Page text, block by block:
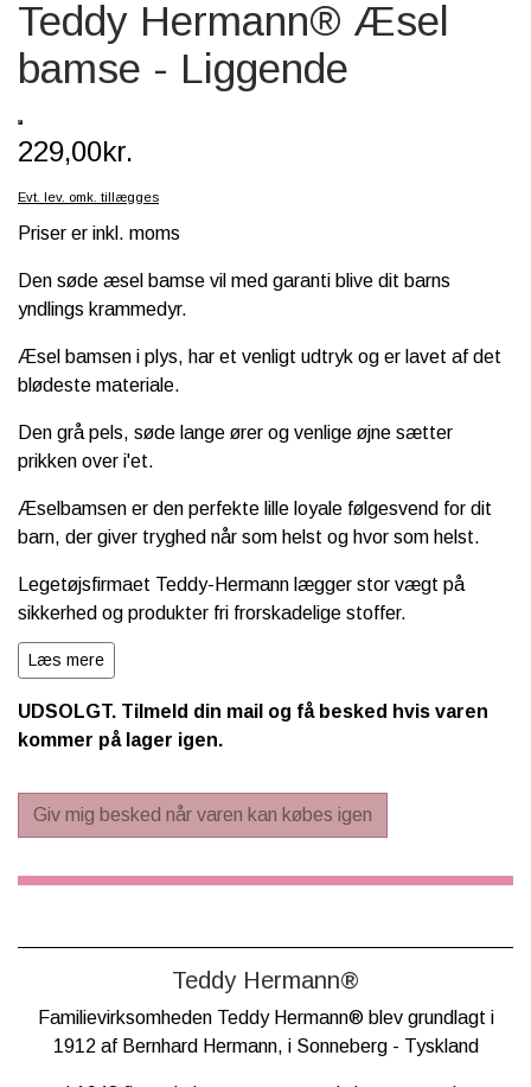
SCHLEICH® HEST & TILBEHØR
SKOLE, KREA & TILBEHØR
Teddy Hermann® Æsel
bamse - Liggende
229,00kr.
Evt. lev. omk. tillægges
Priser er inkl. moms
Den søde æsel bamse vil med garanti blive dit barns
yndlings krammedyr.
Æsel bamsen i plys, har et venligt udtryk og er lavet af det
blødeste materiale.
Den grå pels, søde lange ører og venlige øjne sætter
prikken over i'et.
Æselbamsen er den perfekte lille loyale følgesvend for dit
barn, der giver tryghed når som helst og hvor som helst.
Legetøjsfirmaet Teddy-Hermann lægger stor vægt på
sikkerhed og produkter fri frorskadelige stoffer.
Alle deres plys bamser gennemgår strenge produkttest og
3.
Kan vaskes ved 30 grader på uld program med max. 600
omdrejninger
Vaskes med uld vaskemiddel og lufttørres.
Ydremateriale: 50% akryl, 50% polyester
Fyld: 100% polyester vat
Læs mere
UDSOLGT. Tilmeld din mail og få besked hvis varen
kommer på lager igen.
Giv mig besked når varen kan købes igen
Teddy Hermann®
Familievirksomheden Teddy Hermann® blev grundlagt i
1912 af Bernhard Hermann, i Sonneberg - Tyskland